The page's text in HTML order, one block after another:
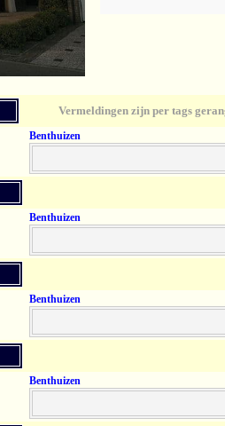
Vermeldingen zijn per tags
Benthuizen
Benthuizen
Benthuizen
Benthuizen